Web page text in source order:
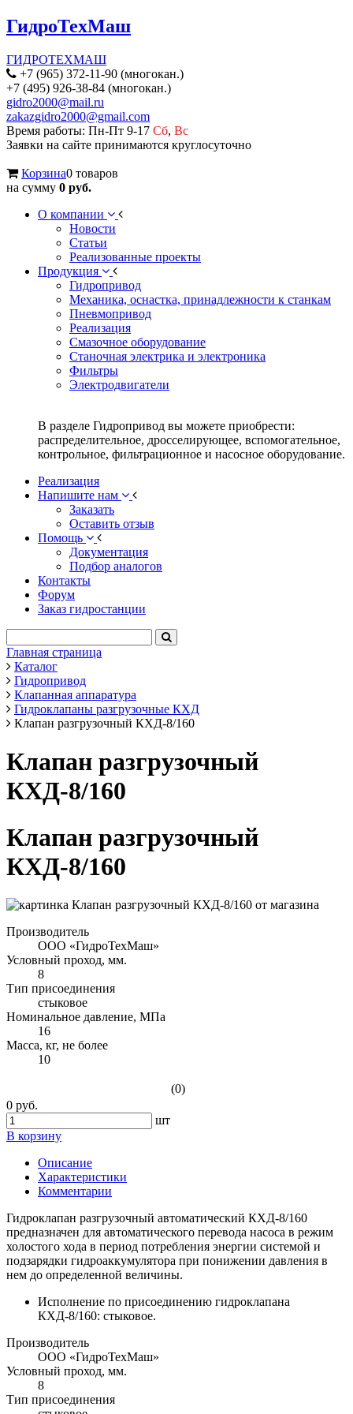
ГидроТехМаш
ГИДРОТЕХМАШ
+7 (965) 372-11-90 (многокан.)
+7 (495) 926-38-84 (многокан.)
gidro2000@mail.ru
zakazgidro2000@gmail.com
Время работы: Пн-Пт 9-17 Сб, Вс
Заявки на сайте принимаются круглосуточно
Корзина0 товаров
на сумму 0 руб.
О компании
Новости
Статьи
Реализованные проекты
Продукция
Гидропривод
Механика, оснастка, принадлежности к станкам
Пневмопривод
Реализация
Смазочное оборудование
Станочная электрика и электроника
Фильтры
Электродвигатели
В разделе Гидропривод вы можете приобрести:
распределительное, дросселирующее, вспомогательное,
контрольное, фильтрационное и насосное оборудование.
Реализация
Напишите нам
Заказать
Оставить отзыв
Помощь
Документация
Подбор аналогов
Контакты
Форум
Заказ гидростанции
Главная страница
Каталог
Гидропривод
Клапанная аппаратура
Гидроклапаны разгрузочные КХД
Клапан разгрузочный КХД-8/160
Клапан разгрузочный
КХД-8/160
Клапан разгрузочный
КХД-8/160
Производитель
ООО «ГидроТехМаш»
Условный проход, мм.
8
Тип присоединения
стыковое
Номинальное давление, МПа
16
Масса, кг, не более
10
(0)
0 руб.
шт
В корзину
Описание
Характеристики
Комментарии
Гидроклапан разгрузочный автоматический КХД-8/160
предназначен для автоматического перевода насоса в режим
холостого хода в период потребления энергии системой и
подзарядки гидроаккумулятора при понижении давления в
нем до определенной величины.
Исполнение по присоединению гидроклапана
КХД-8/160: стыковое.
Производитель
ООО «ГидроТехМаш»
Условный проход, мм.
8
Тип присоединения